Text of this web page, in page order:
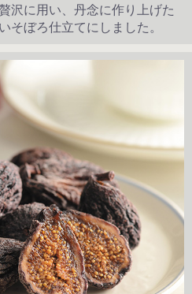
沢に用い、丹念に作り上げた
そぼろ仕立てにしました。